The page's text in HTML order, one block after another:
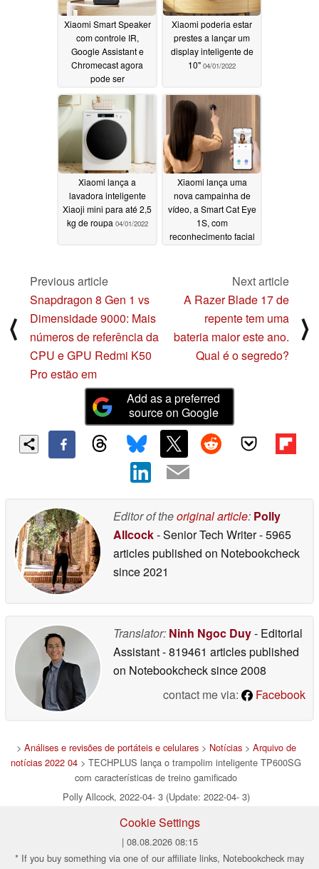
Xiaomi Smart Speaker
com controle IR,
Google Assistant e
Chromecast agora
pode ser
encomendado
globalmente 04/02/2022
Xiaomi poderia estar
prestes a lançar um
display inteligente de
10" 04/01/2022
Xiaomi lança a
lavadora inteligente
Xiaoji mini para até 2,5
kg de roupa 04/01/2022
Xiaomi lança uma
nova campainha de
vídeo, a Smart Cat Eye
1S, com
reconhecimento facial
⟨
Previous article
Snapdragon 8 Gen 1 vs
Dimensidade 9000: Mais
números de referência da
CPU e GPU Redmi K50
Pro estão em
Next article
A Razer Blade 17 de
repente tem uma
bateria maior este ano.
Qual é o segredo?
⟩
Add as a preferred
source on Google
Editor of theoriginal article: Polly
Allcock- Senior Tech Writer- 5965
articles published on Notebookcheck
since 2021
Translator: Ninh Ngoc Duy- Editorial
Assistant- 819461 articles published
on Notebookchecksince 2008
contact me via:
Facebook
> Análises e revisões de portáteis e celulares> Notícias> Arquivo de
notícias 2022 04 > TECHPLUS lança o trampolim inteligente TP600SG
com características de treino gamificado
Polly Allcock, 2022-04- 3 (Update: 2022-04- 3)
Cookie Settings
| 08.08.2026 08:15
* If you buy something via one of our affiliate links, Notebookcheck may